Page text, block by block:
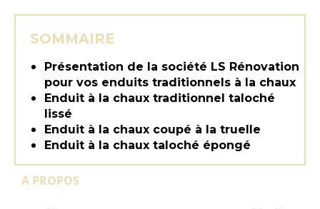
SOMMAIRE
Présentation de la société LS Rénovation
pour vos enduits traditionnels à la chaux
Enduit à la chaux traditionnel taloché
lissé
Enduit à la chaux coupé à la truelle
Enduit à la chaux taloché épongé
A PROPOS